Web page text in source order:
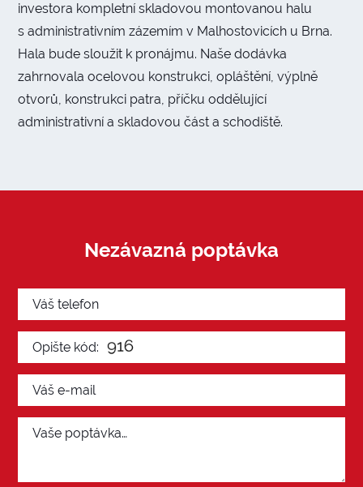
investora kompletní skladovou montovanou halu
s administrativním zázemím v Malhostovicích u Brna.
Hala bude sloužit k pronájmu. Naše dodávka
zahrnovala ocelovou konstrukci, opláštění, výplně
otvorů, konstrukci patra, příčku oddělující
administrativní a skladovou část a schodiště.
Nezávazná poptávka